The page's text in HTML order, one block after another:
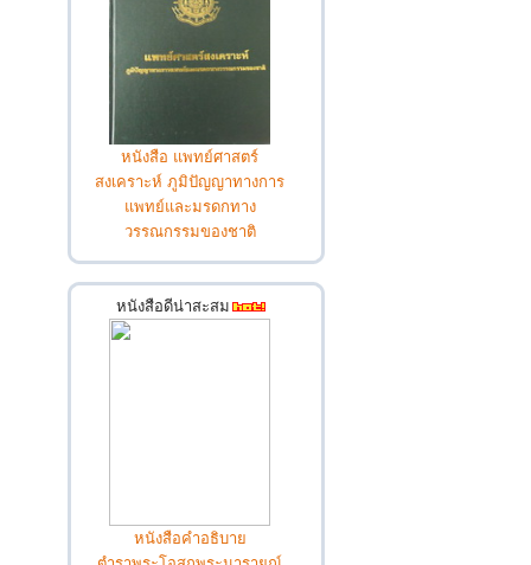
หนังสือ แพทย์ศาสตร์
สงเคราะห์ ภูมิปัญญาทางการ
แพทย์และมรดกทาง
วรรณกรรมของชาติ
หนังสือดีน่าสะสม
หนังสือคำอธิบาย